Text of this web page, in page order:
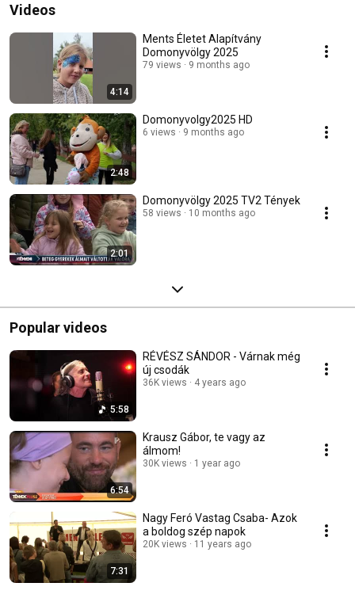
Videos
4:14
Ments Életet Alapítvány
Domonyvölgy 2025
79 views 9 months ago
2:48
Domonyvolgy2025 HD
6 views 9 months ago
2:01
Domonyvölgy 2025 TV2 Tények
58 views 10 months ago
Popular videos
5:58
RÉVÉSZ SÁNDOR - Várnak még
új csodák
36K views 4 years ago
6:54
Krausz Gábor, te vagy az
álmom!
30K views 1 year ago
7:31
Nagy Feró Vastag Csaba- Azok
a boldog szép napok
20K views 11 years ago